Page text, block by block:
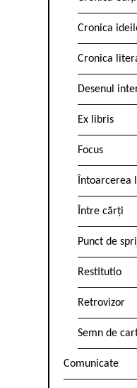
Cronica
Cronica
Desenul
Ex libris
Focus
Întoarcerea
Între cărți
Punct de
Restitutio
Retrovizor
Semn de
Comunicate